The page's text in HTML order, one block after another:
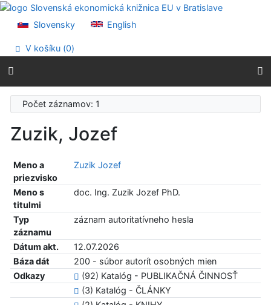
Prejsť na obsah
Prehlásenie o webovej prístupnosti
Slovensky English
V košíku (0)
Počet záznamov: 1
Zuzik, Jozef
Meno a
priezvisko
Zuzik Jozef
Meno s
titulmi
doc. Ing. Zuzik Jozef PhD.
Typ
záznamu
záznam autoritatívneho hesla
Dátum akt.
12.07.2026
Báza dát
200 - súbor autorít osobných mien
Odkazy
(92) Katalóg - PUBLIKAČNÁ ČINNOSŤ
(3) Katalóg - ČLÁNKY